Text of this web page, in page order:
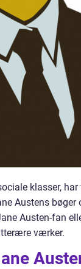
klasser,
Austens
Austen-fan
værker.